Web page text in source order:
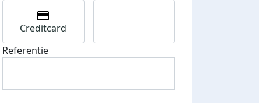
Creditcard
Referentie